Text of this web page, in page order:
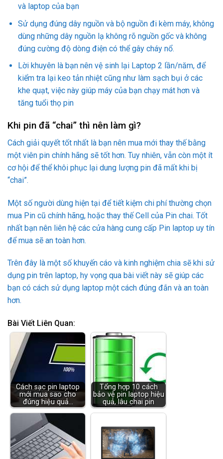
và laptop của bạn
Sử dụng đúng dây nguồn và bộ nguồn đi kèm máy, không
dùng những dây nguồn lạ không rõ nguồn gốc và không
đúng cường độ dòng điện có thể gây cháy nổ.
Lời khuyên là bạn nên vệ sinh lại Laptop 2 lần/năm, để
kiểm tra lại keo tản nhiệt cũng như làm sạch bụi ở các
khe quạt, việc này giúp máy của bạn chạy mát hơn và
tăng tuổi thọ pin
Khi pin đã “chai” thì nên làm gì?
Cách giải quyết tốt nhất là bạn nên mua mới thay thế bằng
một viên pin chính hãng sẽ tốt hơn. Tuy nhiên, vẫn còn một ít
cơ hội để thể khôi phục lại dung lượng pin đã mất khi bị
“chai”.
Một số người dùng hiện tại để tiết kiệm chi phí thường chọn
mua Pin cũ chính hãng, hoặc thay thế Cell của Pin chai. Tốt
nhất bạn nên liên hệ các cửa hàng cung cấp Pin laptop uy tín
để mua sẽ an toàn hơn.
Trên đây là một số khuyến cáo và kinh nghiệm chia sẽ khi sử
dụng pin trên laptop, hy vọng qua bài viết này sẽ giúp các
bạn có cách sử dụng laptop một cách đúng đắn và an toàn
hơn.
Bài Viết Liên Quan:
Cách sạc pin laptop
mới mua sao cho
đúng hiệu quả…
Tổng hợp 10 cách
bảo vệ pin laptop hiệu
quả, lâu chai pin